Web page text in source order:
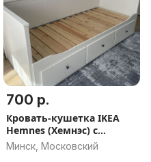
700 р.
Кровать-кушетка IKEA
Hemnes (Хемнэс) с
матрасами
Минск, Московский